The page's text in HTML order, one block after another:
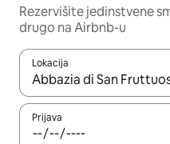
Rezervišite jedinstvene
drugo na Airbnb-u
Lokacija
Kad su rezultati dostupni,
Prijava